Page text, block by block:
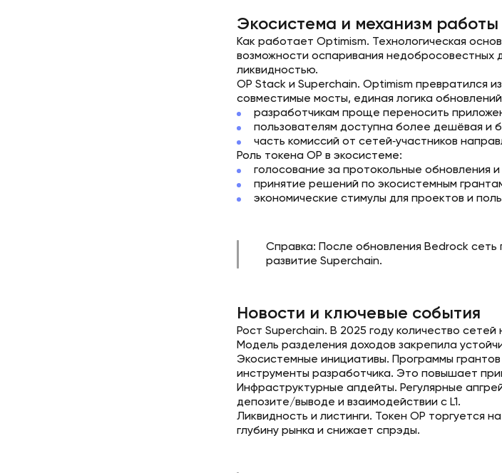
Экосистема и механизм работы
Как работает Optimism. Технологическая
возможности оспаривания недобросовестных
ликвидностью.
OP Stack и Superchain. Optimism превратился
совместимые мосты, единая логика
разработчикам проще переносить
пользователям доступна более дешёвая и
часть комиссий от сетей‑участников
Роль токена OP в экосистеме:
голосование за протокольные обновления
принятие решений по экосистемным
экономические стимулы для проектов и
Справка: После обновления Bedrock сеть
развитие Superchain.
Новости и ключевые события
Рост Superchain. В 2025 году количество
Модель разделения доходов закрепила
Экосистемные инициативы. Программы
инструменты разработчика. Это повышает
Инфраструктурные апдейты. Регулярные
депозите/выводе и взаимодействии с L1.
Ликвидность и листинги. Токен OP торгуется
глубину рынка и снижает спрэды.